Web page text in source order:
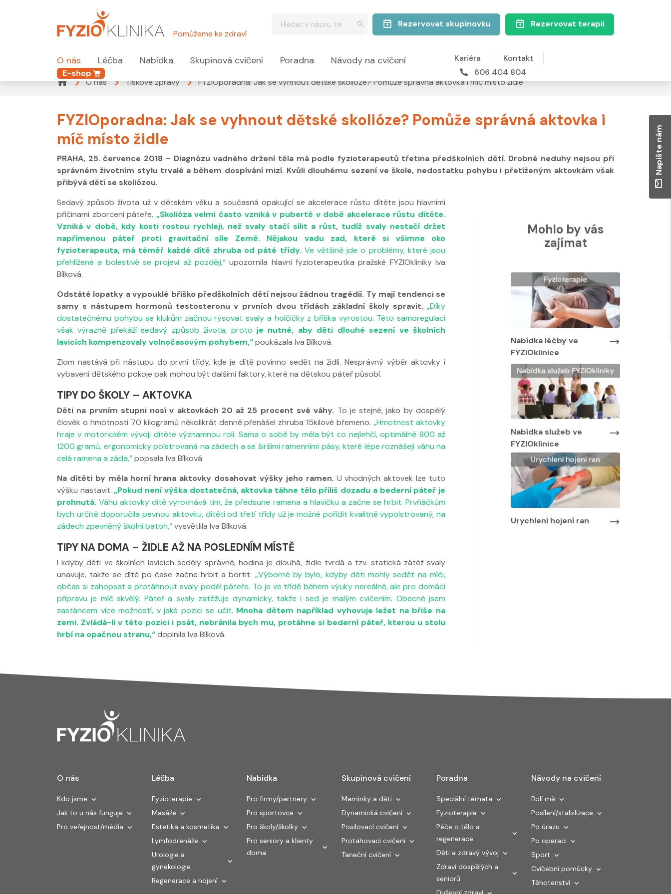
Pomůžeme ke zdraví
Rezervovat skupinovku Rezervovat terapii
O nás Léčba Nabídka Skupinová cvičení Poradna Návody na cvičení
E-shop
Kariéra
Kontakt
606 404 804
O nás
Tiskové zprávy FYZIOporadna: Jak se vyhnout dětské skolióze? Pomůže správná aktovka i míč místo židle
FYZIOporadna: Jak se vyhnout dětské skolióze? Pomůže správná aktovka i
míč místo židle
PRAHA, 25. července 2018 – Diagnózu vadného držení těla má podle fyzioterapeutů třetina předškolních dětí. Drobné neduhy nejsou při
správném životním stylu trvalé a během dospívání mizí. Kvůli dlouhému sezení ve škole, nedostatku pohybu i přetíženým aktovkám však
přibývá dětí se skoliózou.
Sedavý způsob života už v dětském věku a současná opakující se akcelerace růstu dítěte jsou hlavními
příčinami zborcení páteře. „Skolióza velmi často vzniká v pubertě v době akcelerace růstu dítěte.
Vzniká v době, kdy kosti rostou rychleji, než svaly stačí sílit a růst, tudíž svaly nestačí držet
napřímenou páteř proti gravitační síle Země. Nějakou vadu zad, které si všimne oko
fyzioterapeuta, má téměř každé dítě zhruba od páté třídy. Ve většině jde o problémy, které jsou
přehlížené a bolestivě se projeví až později,“upozornila hlavní fyzioterapeutka pražské FYZIOkliniky Iva
Bílková.
Odstáté lopatky a vypouklé bříško předškolních dětí nejsou žádnou tragédií. Ty mají tendenci se
samy s nástupem hormonů testosteronu v prvních dvou třídách základní školy spravit. „Díky
dostatečnému pohybu se klukům začnou rýsovat svaly a holčičky z bříška vyrostou. Této samoregulaci
však výrazně překáží sedavý způsob života, proto je nutné, aby děti dlouhé sezení ve školních
lavicích kompenzovaly volnočasovým pohybem,“poukázala Iva Bílková.
Zlom nastává při nástupu do první třídy, kde je dítě povinno sedět na židli. Nesprávný výběr aktovky i
vybavení dětského pokoje pak mohou být dalšími faktory, které na dětskou páteř působí.
TIPY DO ŠKOLY – AKTOVKA
Děti na prvním stupni nosí v aktovkách 20 až 25 procent své váhy. To je stejné, jako by dospělý
člověk o hmotnosti 70 kilogramů několikrát denně přenášel zhruba 15kilové břemeno.„Hmotnost aktovky
hraje v motorickém vývoji dítěte významnou roli. Sama o sobě by měla být co nejlehčí, optimálně 800 až
1200 gramů, ergonomicky polstrovaná na zádech a se širšími ramenními pásy, které lépe roznášejí váhu na
celá ramena a záda,“popsala Iva Bílková.
Na dítěti by měla horní hrana aktovky dosahovat výšky jeho ramen. U vhodných aktovek lze tuto
výšku nastavit.„Pokud není výška dostatečná, aktovka táhne tělo příliš dozadu a bederní páteř je
prohnutá.Váhu aktovky dítě vyrovnává tím, že předsune ramena a hlavičku a začne se hrbit. Prvňáčkům
bych určitě doporučila pevnou aktovku, dítěti od třetí třídy už je možné pořídit kvalitně vypolstrovaný, na
zádech zpevněný školní batoh,“vysvětlila Iva Bílková.
TIPY NA DOMA – ŽIDLE AŽ NA POSLEDNÍM MÍSTĚ
I kdyby děti ve školních lavicích seděly správně, hodina je dlouhá, židle tvrdá a tzv. statická zátěž svaly
unavuje, takže se dítě po čase začne hrbit a bortit. „Výborné by bylo, kdyby děti mohly sedět na míči,
občas si zahopsat a protáhnout svaly podél páteře. To je ve třídě během výuky nereálné, ale pro domácí
přípravu je míč skvělý. Páteř a svaly zatěžuje dynamicky, takže i sed je malým cvičením. Obecně jsem
zastáncem více možností, v jaké pozici se učit. Mnoha dětem například vyhovuje ležet na břiše na
zemi. Zvládá-li v této pozici i psát, nebránila bych mu, protáhne si bederní páteř, kterou u stolu
hrbí na opačnou stranu,“doplnila Iva Bílková.
Mohlo by vás
zajímat
Nabídka léčby ve
FYZIOklinice
Nabídka léčby ve
FYZIOklinice
Nabídka léčby ve
FYZIOklinice
Nabídka služeb ve
FYZIOklinice
Urychlení hojení ran
Napište nám
O nás
Kdo jsme
Jak to u nás funguje
Pro veřejnost/média
Léčba
Fyzioterapie
Masáže
Estetika a kosmetika
Lymfodrenáže
Urologie a
gynekologie
Regenerace a hojení
Nabídka
Pro firmy/partnery
Pro sportovce
Pro školy/školky
Pro seniory a klienty
doma
Skupinová cvičení
Maminky a děti
Dynamická cvičení
Posilovací cvičení
Protahovací cvičení
Taneční cvičení
Poradna
Speciální témata
Fyzioterapie
Péče o tělo a
regenerace
Děti a zdravý vývoj
Zdraví dospělých a
seniorů
Návody na cvičení
Bolí mě
Posílení/stabilizace
Po úrazu
Po operaci
Sport
Cvičební pomůcky
Těhotenství